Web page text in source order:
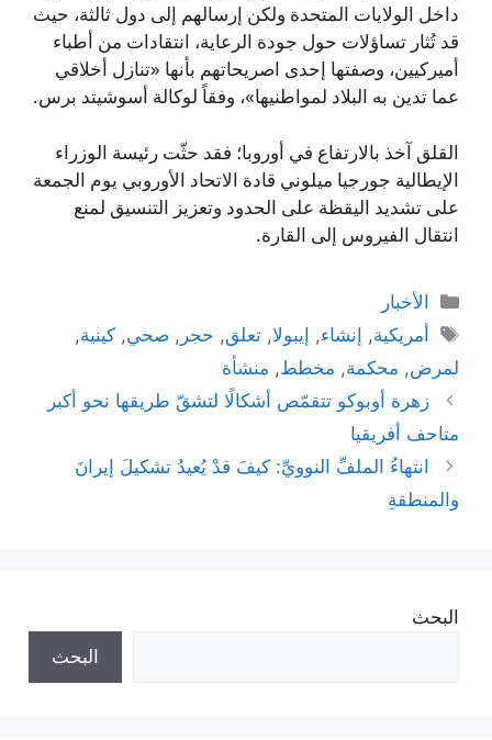
داخل الولايات المتحدة ولكن إرسالهم إلى دول ثالثة، حيث
قد تُثار تساؤلات حول جودة الرعاية، انتقادات من أطباء
أميركيين، وصفتها إحدى اصريحاتهم بأنها «تنازل أخلاقي
عما تدين به البلاد لمواطنيها»، وفقاً لوكالة أسوشيتد برس.
القلق آخذ بالارتفاع في أوروبا؛ فقد حثّت رئيسة الوزراء
الإيطالية جورجيا ميلوني قادة الاتحاد الأوروبي يوم الجمعة
على تشديد اليقظة على الحدود وتعزيز التنسيق لمنع
انتقال الفيروس إلى القارة.
التصنيفات
الأخبار
الوسوم
أمريكية, إنشاء, إيبولا,تعلق, حجر ,صحي,كينية,
لمرض, محكمة, مخطط, منشأة
زهرة أوبوكو تتقمّص أشكالًا لتشقّ طريقها نحو أكبر
متاحف أفريقيا
انتهاءُ الملفِّ النوويِّ: كيفَ قدْ يُعيدُ تشكيلَ إيرانَ
والمنطقةِ
البحث
البحث